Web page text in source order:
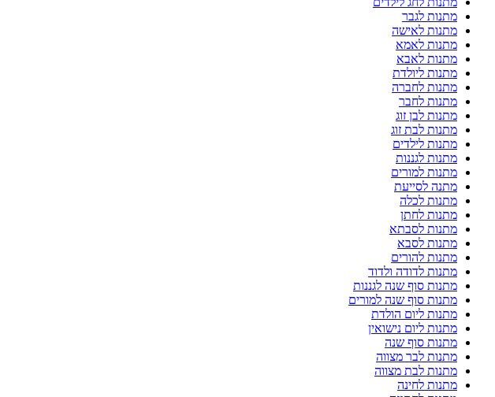
מתנות לגבר
מתנות לאישה
מתנות לאמא
מתנות לאבא
מתנות ליולדת
מתנות לחברה
מתנות לחבר
מתנות לבן זוג
מתנות לבת זוג
מתנות לילדים
מתנות לגננות
מתנות למורים
מתנה לסייעת
מתנות לכלה
מתנות לחתן
מתנות לסבתא
מתנות לסבא
מתנות להורים
מתנות לדודה ולדוד
מתנות סוף שנה לגננות
מתנות סוף שנה למורים
מתנות ליום הולדת
מתנות ליום נישואין
מתנות סוף שנה
מתנות לבר מצווה
מתנות לבת מצווה
מתנות לחינה